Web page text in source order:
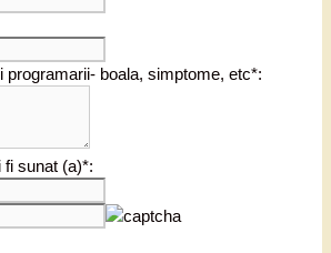
programarii- boala, simptome, etc*:
fi sunat (a)*: